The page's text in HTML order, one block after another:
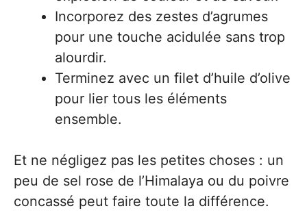
Incorporez des zestes d’agrumes
pour une touche acidulée sans trop
alourdir.
Terminez avec un filet d’huile d’olive
pour lier tous les éléments
ensemble.
Et ne négligez pas les petites choses : un
peu de sel rose de l’Himalaya ou du poivre
concassé peut faire toute la différence.